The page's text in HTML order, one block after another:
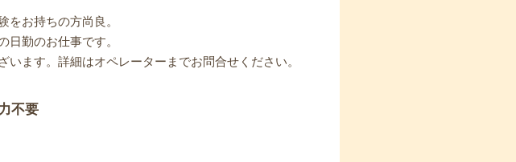
をお持ちの方尚良。
勤のお仕事です。
ます。詳細はオペレーターまでお問合せください。
不要